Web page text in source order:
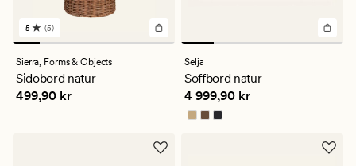
5
omdömen
med
ett
genomsnittligt
betyg
5 (5)
Sierra, Forms & Objects
Sidobord natur
Pris 499,90 kr
499,90 kr
Selja
Soffbord natur
Pris 4 999,90 kr
4 999,90 kr